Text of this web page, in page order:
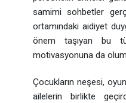
samimi sohbetler
ortamındaki aidiyet
önem taşıyan bu
motivasyonuna da
Çocukların neşesi,
ailelerin birlikte